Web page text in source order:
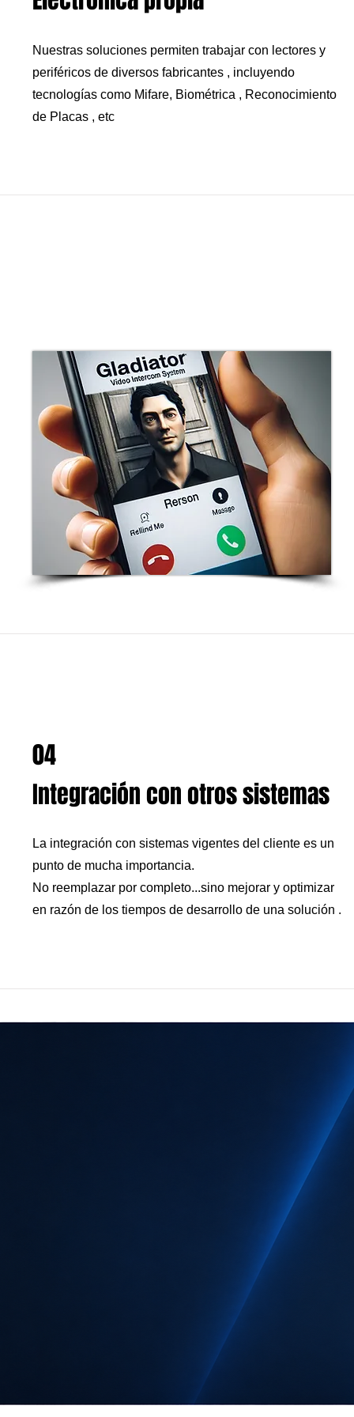
Nuestras soluciones permiten trabajar con lectores y
periféricos de diversos fabricantes , incluyendo
tecnologías como Mifare, Biométrica , Reconocimiento
de Placas , etc
04
Integración con otros sistemas
La integración con sistemas vigentes del cliente es un
punto de mucha importancia.
No reemplazar por completo...sino mejorar y optimizar
en razón de los tiempos de desarrollo de una solución .